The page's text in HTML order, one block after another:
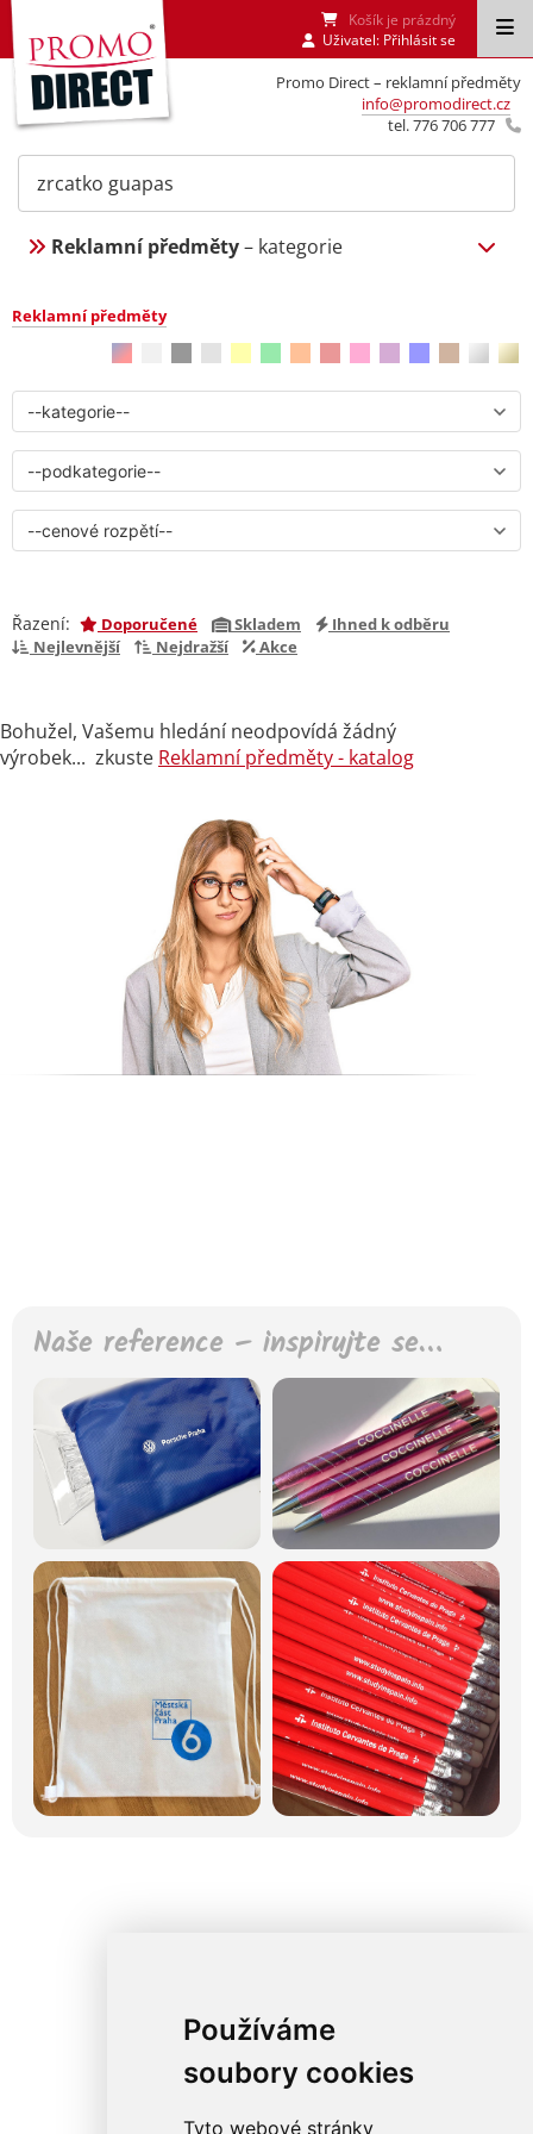
Používáme
soubory cookies
Tyto webové stránky
Promo Direct – reklamní předměty
info@promodirect.cz
tel. 776 706 777
Košík je prázdný
Uživatel: Přihlásit se
Reklamní předměty– kategorie
Reklamní předměty
Řazení: Doporučené Skladem
Ihned k odběru
Nejlevnější
Nejdražší Akce
Bohužel, Vašemu hledání neodpovídá žádný
výrobek... zkuste Reklamní předměty - katalog
Naše reference – inspirujte se…